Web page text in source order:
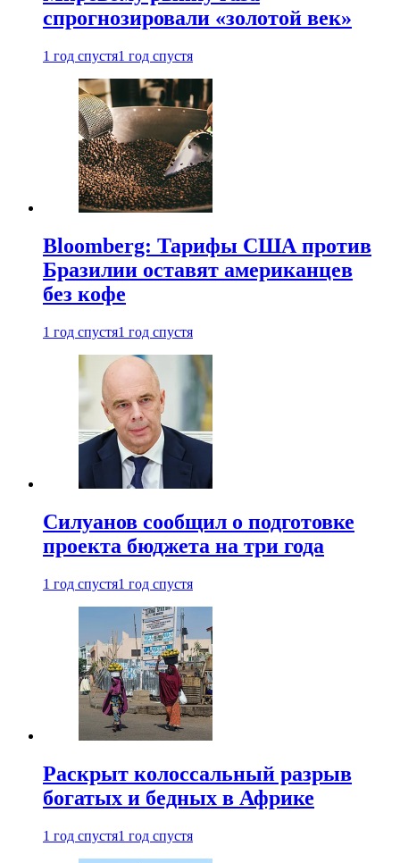
спрогнозировали «золотой век»
1 год спустя1 год спустя
Bloomberg: Тарифы США против
Бразилии оставят американцев
без кофе
1 год спустя1 год спустя
Силуанов сообщил о подготовке
проекта бюджета на три года
1 год спустя1 год спустя
Раскрыт колоссальный разрыв
богатых и бедных в Африке
1 год спустя1 год спустя